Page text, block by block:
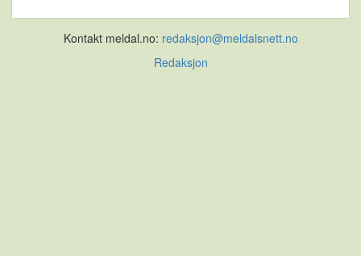
Kontakt meldal.no: redaksjon@meldalsnett.no
Redaksjon